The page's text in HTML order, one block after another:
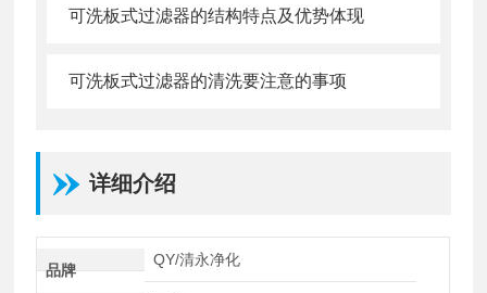
可洗板式过滤器的结构特点及优势体现
可洗板式过滤器的清洗要注意的事项
详细介绍
品牌
QY/清永净化